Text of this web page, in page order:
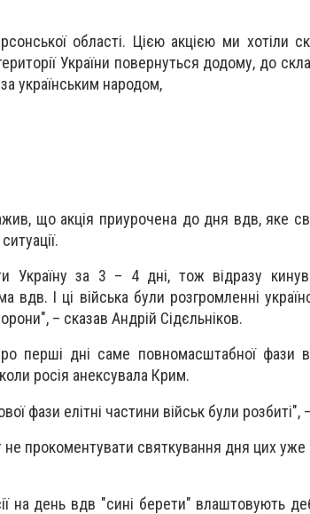
області. Цією акцією ми хотіли
України повернуться додому, до
українським народом,
що акція приурочена до дня вдв, яке
Україну за 3 – 4 дні, тож відразу
вдв. І ці війська були розгромленні
– сказав Андрій Сідєльніков.
перші дні саме повномасштабної фази
росія анексувала Крим.
фази елітні частини військ були
не прокоментувати святкування дня цих уже
на день вдв "сині берети" влаштовують